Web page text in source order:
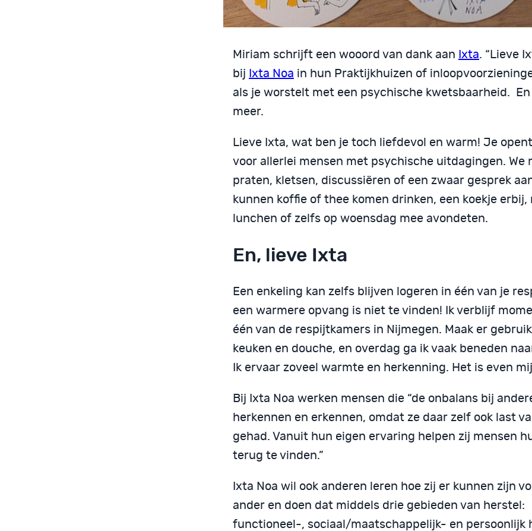
Miriam schrijft een wooord van dank aan Ixta. “Lieve
bij Ixta Noa in hun Praktijkhuizen of
als je worstelt met een psychische kwetsbaarheid. En
meer.
Lieve Ixta, wat ben je toch liefdevol en warm! Je
voor allerlei mensen met psychische uitdagingen. We
praten, kletsen, discussiëren of een zwaar gesprek
kunnen koffie of thee komen drinken, een koekje erbij,
lunchen of zelfs op woensdag mee avondeten.
En, lieve Ixta
Een enkeling kan zelfs blijven logeren in één van je
een warmere opvang is niet te vinden! Ik verblijf
één van de respijtkamers in Nijmegen. Maak er
keuken en douche, en overdag ga ik vaak beneden
Ik ervaar zoveel warmte en herkenning. Het is even
Bij Ixta Noa werken mensen die “de onbalans bij
herkennen en erkennen, omdat ze daar zelf ook last
gehad. Vanuit hun eigen ervaring helpen zij mensen
terug te vinden.”
Ixta Noa wil ook anderen leren hoe zij er kunnen zijn
ander en doen dat middels drie gebieden van herstel:
functioneel-, sociaal/maatschappelijk- en persoonlijk